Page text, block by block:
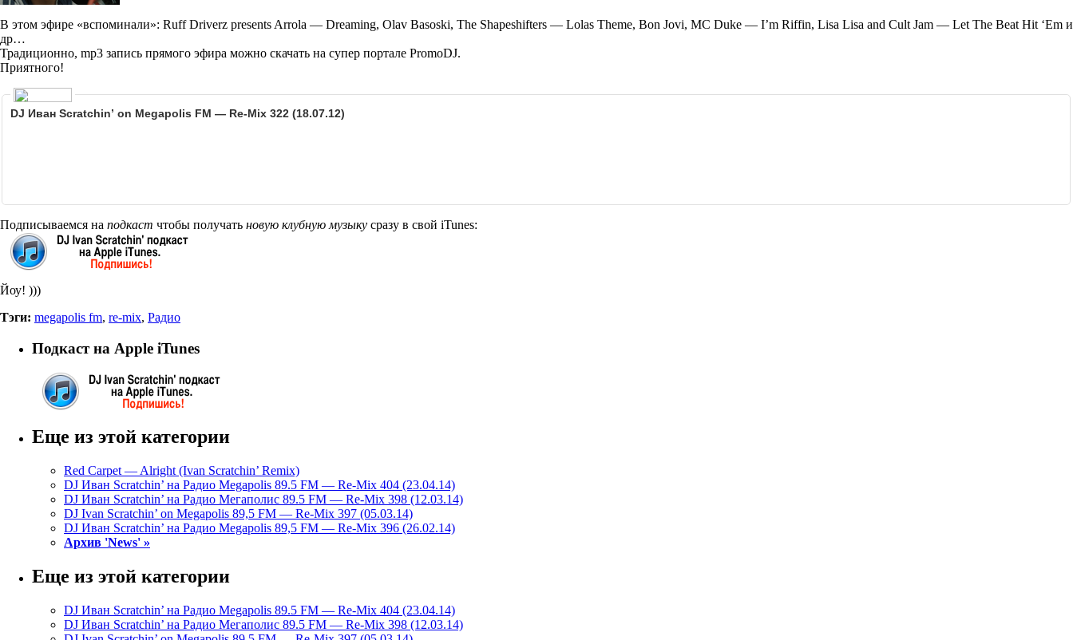
В этом эфире «вспоминали»: Ruff Driverz presents Arrola — Dreaming, Olav Basoski, The Shapeshifters — Lolas Theme, Bon Jovi, MC Duke — I’m Riffin, Lisa Lisa and Cult Jam — Let The Beat Hit ‘Em и
др…
Традиционно, mp3 запись прямого эфира можно скачать на супер портале PromoDJ.
Приятного!
DJ Иван Scratchin’ on Megapolis FM — Re-Mix 322 (18.07.12)
Подписываемся на подкаст чтобы получать новую клубную музыку сразу в свой iTunes:
Йоу! )))
Тэги: megapolis fm, re-mix, Радио
Подкаст на Apple iTunes
Еще из этой категории
Red Carpet — Alright (Ivan Scratchin’ Remix)
DJ Иван Scratchin’ на Радио Megapolis 89.5 FM — Re-Mix 404 (23.04.14)
DJ Иван Scratchin’ на Радио Мегаполис 89.5 FM — Re-Mix 398 (12.03.14)
DJ Ivan Scratchin’ on Megapolis 89,5 FM — Re-Mix 397 (05.03.14)
DJ Иван Scratchin’ на Радио Megapolis 89,5 FM — Re-Mix 396 (26.02.14)
Архив 'News' »
Еще из этой категории
DJ Иван Scratchin’ на Радио Megapolis 89.5 FM — Re-Mix 404 (23.04.14)
DJ Иван Scratchin’ на Радио Мегаполис 89.5 FM — Re-Mix 398 (12.03.14)